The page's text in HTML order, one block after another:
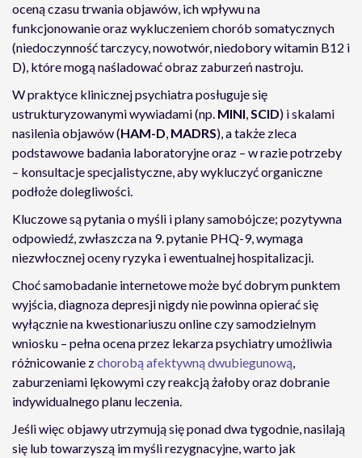
oceną czasu trwania objawów, ich wpływu na
funkcjonowanie oraz wykluczeniem chorób somatycznych
(niedoczynność tarczycy, nowotwór, niedobory witamin B12 i
D), które mogą naśladować obraz zaburzeń nastroju.
W praktyce klinicznej psychiatra posługuje się
ustrukturyzowanymi wywiadami (np. MINI,SCID) i skalami
nasilenia objawów (HAM-D, MADRS), a także zleca
podstawowe badania laboratoryjne oraz – w razie potrzeby
– konsultacje specjalistyczne, aby wykluczyć organiczne
podłoże dolegliwości.
Kluczowe są pytania o myśli i plany samobójcze; pozytywna
odpowiedź, zwłaszcza na 9. pytanie PHQ-9, wymaga
niezwłocznej oceny ryzyka i ewentualnej hospitalizacji.
Choć samobadanie internetowe może być dobrym punktem
wyjścia, diagnoza depresji nigdy nie powinna opierać się
wyłącznie na kwestionariuszu online czy samodzielnym
wniosku – pełna ocena przez lekarza psychiatry umożliwia
różnicowanie zchorobą afektywną dwubiegunową,
zaburzeniami lękowymi czy reakcją żałoby oraz dobranie
indywidualnego planu leczenia.
Jeśli więc objawy utrzymują się ponad dwa tygodnie, nasilają
się lub towarzyszą im myśli rezygnacyjne, warto jak